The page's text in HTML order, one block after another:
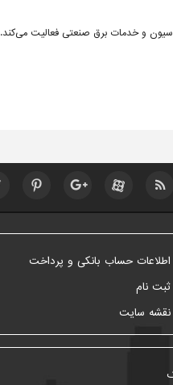
و خدمات برق صنعتی فعالیت می‌کند.
اطلاعات حساب بانکی و پرداخت
ثبت نام
نقشه سایت